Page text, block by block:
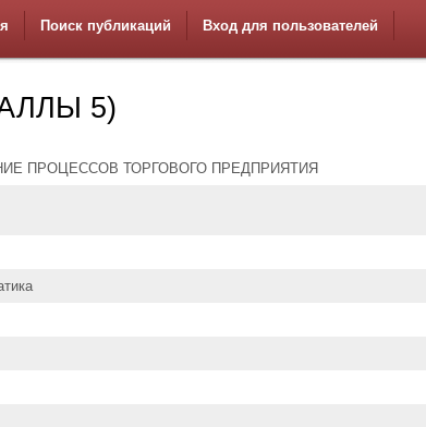
Поиск публикаций Вход для пользователей
5)
ПРОЦЕССОВ ТОРГОВОГО ПРЕДПРИЯТИЯ